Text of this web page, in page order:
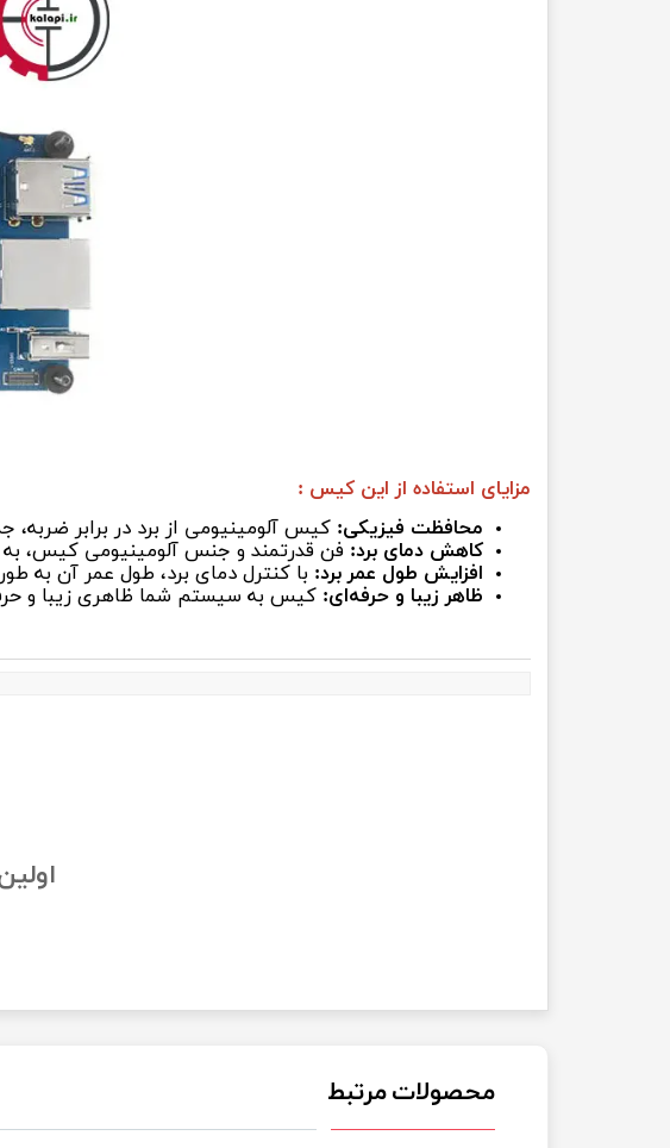
مزایای استفاده از این کیس :
محافظت فیزیکی: کیس آلومینیومی از برد در برابر
کاهش دمای برد: فن قدرتمند و جنس آلومینیومی کیس، به
افزایش طول عمر برد: با کنترل دمای برد، طول عمر آن به
ظاهر زیبا و حرفه‌ای: کیس به سیستم شما ظاهری زیبا و
محصولات مرتبط